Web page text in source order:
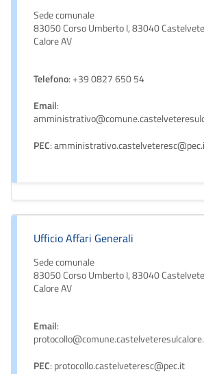
Sede comunale
83050 Corso Umberto I, 83040
Calore AV
Telefono: +39 0827 650 54
Email:
PEC:
Ufficio Affari Generali
Sede comunale
83050 Corso Umberto I, 83040
Calore AV
Email:
PEC: protocollo.castelveteresc@pec.it